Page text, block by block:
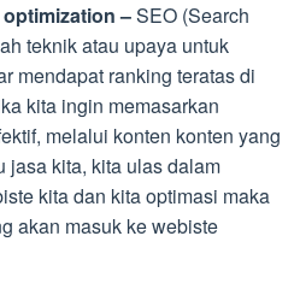
–SEO (Search
teknik atau upaya untuk
mendapat ranking teratas di
kita ingin memasarkan
melalui konten konten yang
jasa kita, kita ulas dalam
kita dan kita optimasi maka
akan masuk ke webiste